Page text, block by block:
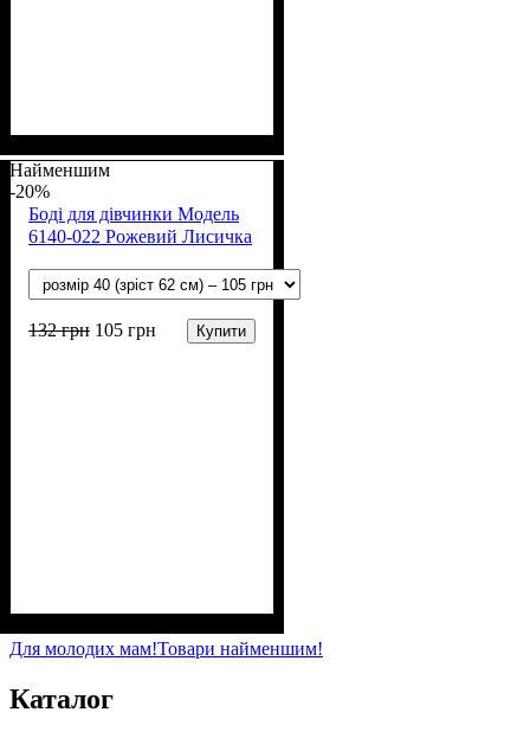
б)
Найменшим
-20%
Боді для дівчинки Модель
6140-022 Рожевий Лисичка
132грн 105 грн Купити
Для молодих мам!Товари найменшим!
Каталог